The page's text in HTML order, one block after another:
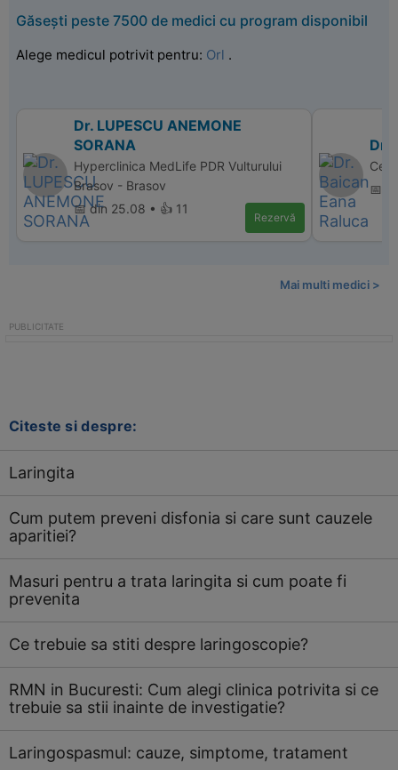
Găsești peste 7500 de medici cu program disponibil
Alege medicul potrivit pentru: Orl .
Dr. LUPESCU ANEMONE
SORANA
Hyperclinica MedLife PDR Vulturului
Brasov - Brasov
📅 din 25.08 • 👍 11
Rezervă
Dr.
📅
Mai multi medici >
Citeste si despre:
Laringita
Cum putem preveni disfonia si care sunt cauzele
aparitiei?
Masuri pentru a trata laringita si cum poate fi
prevenita
Ce trebuie sa stiti despre laringoscopie?
RMN in Bucuresti: Cum alegi clinica potrivita si ce
trebuie sa stii inainte de investigatie?
Laringospasmul: cauze, simptome, tratament